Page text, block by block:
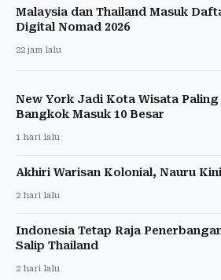
Malaysia dan Thailand Masuk
Digital Nomad 2026
22 jam lalu
New York Jadi Kota Wisata Paling
Bangkok Masuk 10 Besar
1 hari lalu
Akhiri Warisan Kolonial, Nauru
2 hari lalu
Indonesia Tetap Raja
Salip Thailand
2 hari lalu